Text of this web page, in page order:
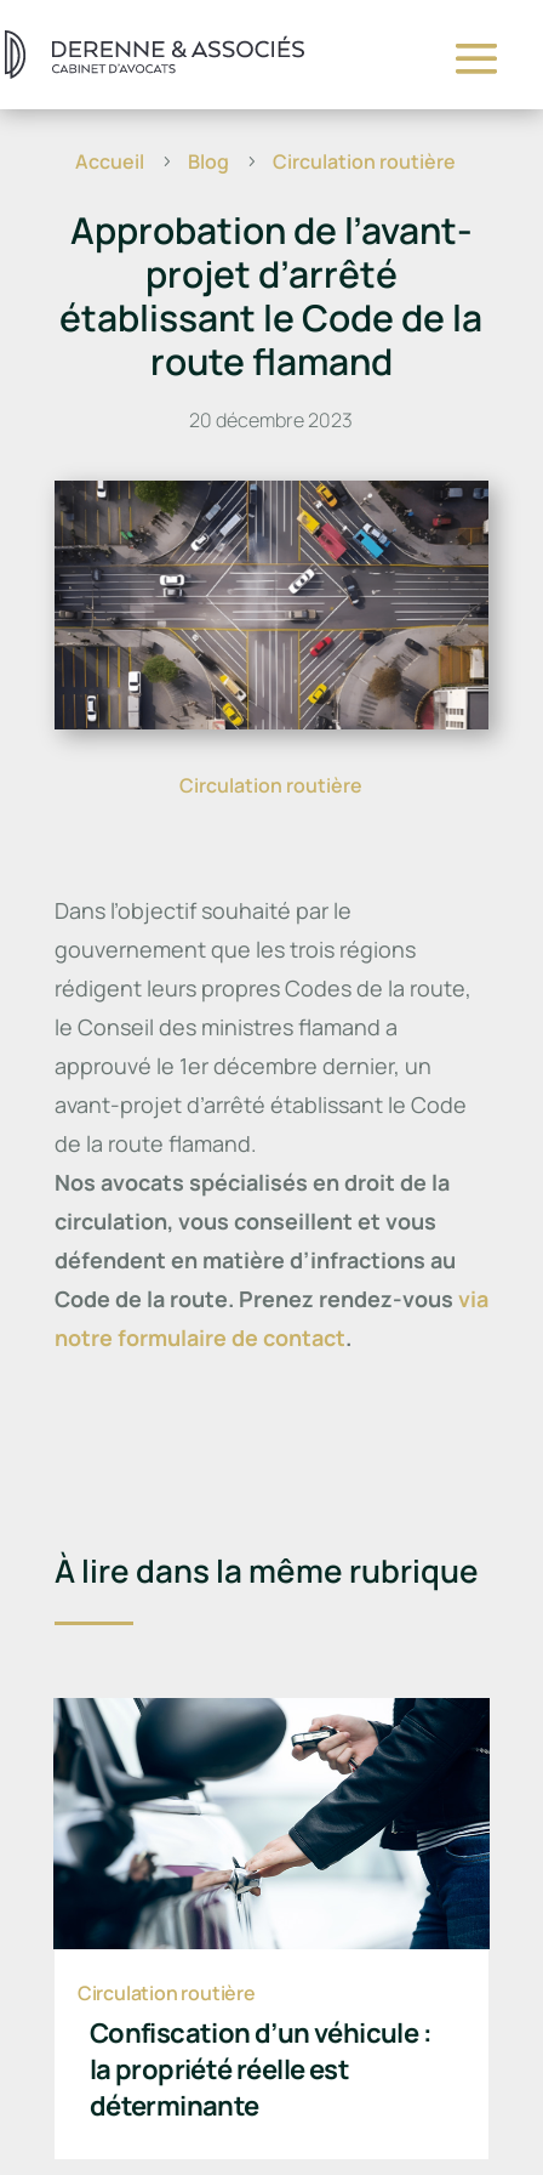
Accueil 5 Blog 5 Circulation routière
Approbation de l’avant-
projet d’arrêté
établissant le Code de la
route flamand
20 décembre 2023
Circulation routière
Dans l’objectif souhaité par le
gouvernement que les trois régions
rédigent leurs propres Codes de la route,
le Conseil des ministres flamand a
approuvé le 1er décembre dernier, un
avant-projet d’arrêté établissant le Code
de la route flamand.
Nos avocats spécialisés en droit de la
circulation, vous conseillent et vous
défendent en matière d’infractions au
Code de la route. Prenez rendez-vous via
notre formulaire de contact.
À lire dans la même rubrique
Confiscation d’un véhicule :
la propriété réelle est
déterminante
Circulation routière